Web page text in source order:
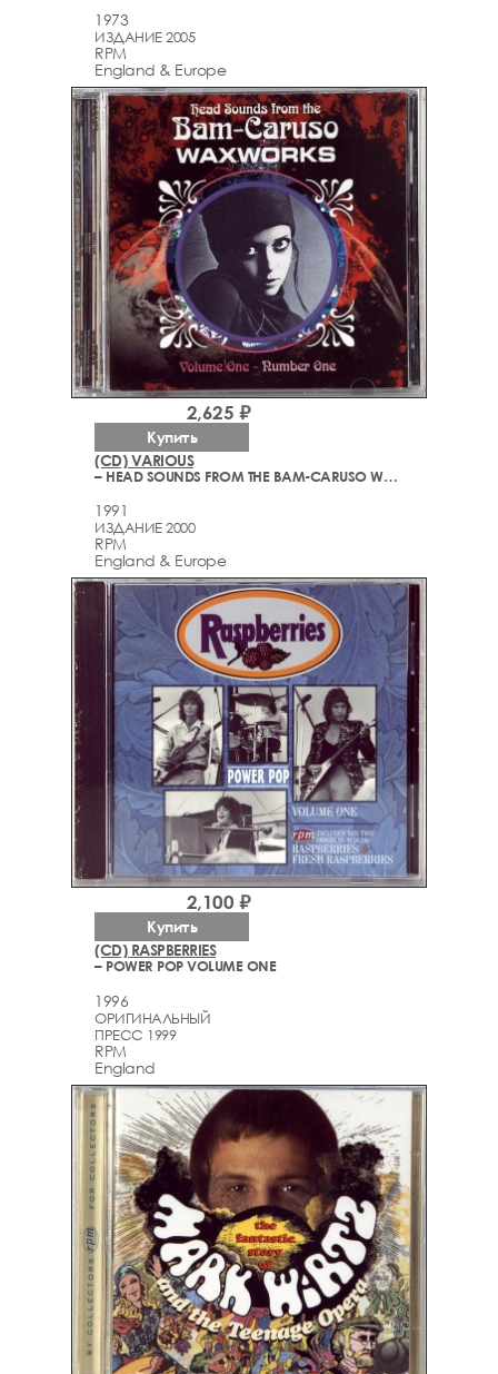
1973
ИЗДАНИЕ 2005
RPM
England & Europe
(CD) VARIOUS
– HEAD SOUNDS FROM THE BAM-CARUSO WAXWORKS VOL. ONE/NO. 1 (195-1991)
1991
ИЗДАНИЕ 2000
RPM
England & Europe
2,625 ₽
Купить
(CD) RASPBERRIES
– POWER POP VOLUME ONE
1996
ОРИГИНАЛЬНЫЙ
ПРЕСС 1999
RPM
England
2,100 ₽
Купить